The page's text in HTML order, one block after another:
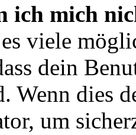
ich mich
viele
dein
Wenn dies
um